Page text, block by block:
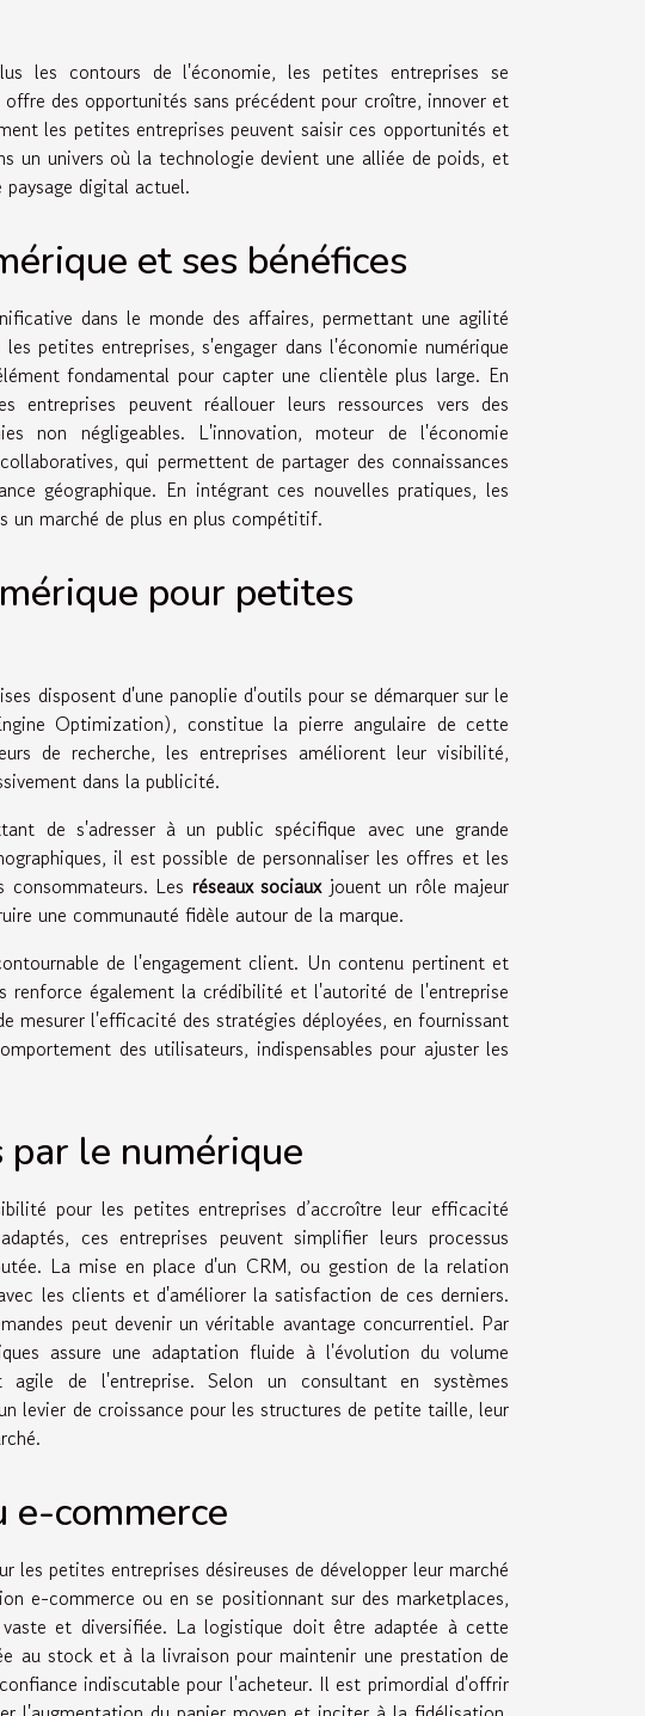
les contours de l'économie, les petites entreprises se
des opportunités sans précédent pour croître, innover et
les petites entreprises peuvent saisir ces opportunités et
un univers où la technologie devient une alliée de poids, et
digital actuel.
et ses bénéfices
dans le monde des affaires, permettant une agilité
petites entreprises, s'engager dans l'économie numérique
fondamental pour capter une clientèle plus large. En
peuvent réallouer leurs ressources vers des
non négligeables. L'innovation, moteur de l'économie
qui permettent de partager des connaissances
géographique. En intégrant ces nouvelles pratiques, les
un marché de plus en plus compétitif.
pour petites
disposent d'une panoplie d'outils pour se démarquer sur le
Optimization), constitue la pierre angulaire de cette
de recherche, les entreprises améliorent leur visibilité,
dans la publicité.
de s'adresser à un public spécifique avec une grande
il est possible de personnaliser les offres et les
consommateurs. Les réseaux sociauxjouent un rôle majeur
une communauté fidèle autour de la marque.
de l'engagement client. Un contenu pertinent et
également la crédibilité et l'autorité de l'entreprise
mesurer l'efficacité des stratégies déployées, en fournissant
des utilisateurs, indispensables pour ajuster les
par le numérique
pour les petites entreprises d’accroître leur efficacité
ces entreprises peuvent simplifier leurs processus
La mise en place d'un CRM, ou gestion de la relation
les clients et d'améliorer la satisfaction de ces derniers.
peut devenir un véritable avantage concurrentiel. Par
assure une adaptation fluide à l'évolution du volume
de l'entreprise. Selon un consultant en systèmes
levier de croissance pour les structures de petite taille, leur
e-commerce
les petites entreprises désireuses de développer leur marché
e-commerce ou en se positionnant sur des marketplaces,
et diversifiée. La logistique doit être adaptée à cette
au stock et à la livraison pour maintenir une prestation de
indiscutable pour l'acheteur. Il est primordial d'offrir